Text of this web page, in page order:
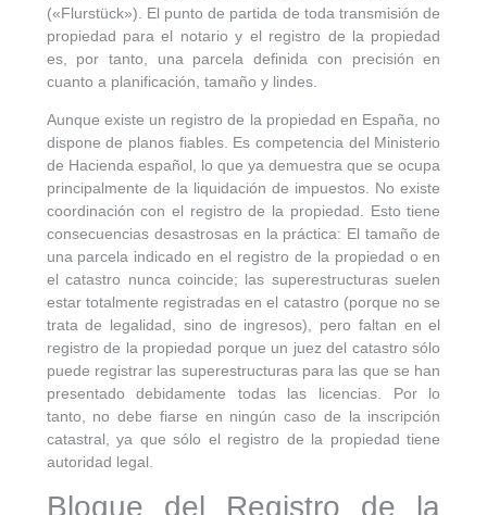
(«Flurstück»). El punto de partida de toda transmisión de
propiedad para el notario y el registro de la propiedad
es, por tanto, una parcela definida con precisión en
cuanto a planificación, tamaño y lindes.
Aunque existe un registro de la propiedad en España, no
dispone de planos fiables. Es competencia del Ministerio
de Hacienda español, lo que ya demuestra que se ocupa
principalmente de la liquidación de impuestos. No existe
coordinación con el registro de la propiedad. Esto tiene
consecuencias desastrosas en la práctica: El tamaño de
una parcela indicado en el registro de la propiedad o en
el catastro nunca coincide; las superestructuras suelen
estar totalmente registradas en el catastro (porque no se
trata de legalidad, sino de ingresos), pero faltan en el
registro de la propiedad porque un juez del catastro sólo
puede registrar las superestructuras para las que se han
presentado debidamente todas las licencias. Por lo
tanto, no debe fiarse en ningún caso de la inscripción
catastral, ya que sólo el registro de la propiedad tiene
autoridad legal.
Bloque del Registro de la